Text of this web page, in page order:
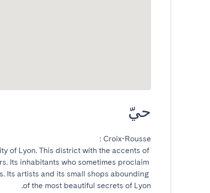
حيّ
of Lyon. This district with the accents of
Its inhabitants who sometimes proclaim
Its artists and its small shops abounding